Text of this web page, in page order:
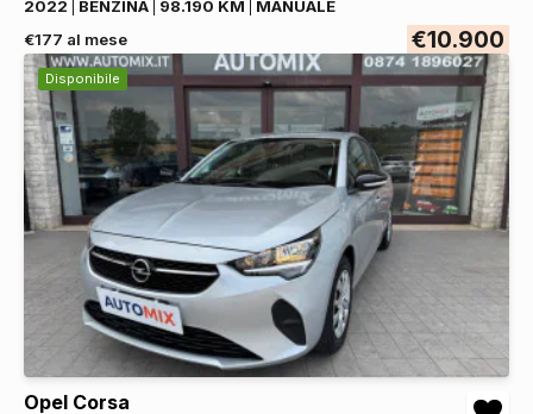
2022
BENZINA 98.190 KM
MANUALE
€177 al mese
€10.900
Disponibile
Opel Corsa